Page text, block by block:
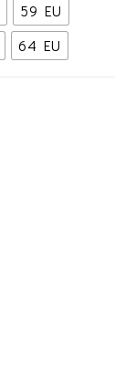
59 EU
64 EU